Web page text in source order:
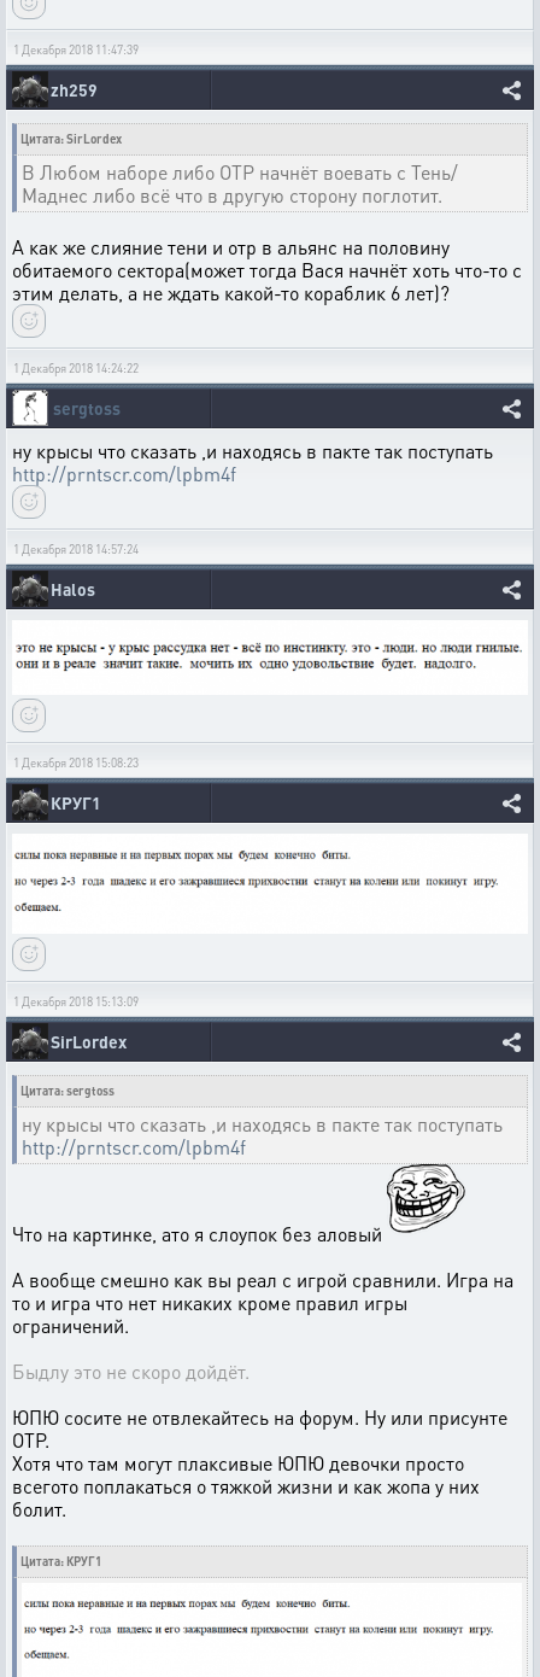
1 Декабря 2018 11:47:39
zh259
Цитата: SirLordex
В Любом наборе либо ОТР начнёт воевать с Тень/
Маднес либо всё что в другую сторону поглотит.
А как же слияние тени и отр в альянс на половину
обитаемого сектора(может тогда Вася начнёт хоть что-то с
этим делать, а не ждать какой-то кораблик 6 лет)?
1 Декабря 2018 14:24:22
sergtoss
ну крысы что сказать ,и находясь в пакте так поступать
http://prntscr.com/lpbm4f
1 Декабря 2018 14:57:24
Halos
1 Декабря 2018 15:08:23
КРУГ1
1 Декабря 2018 15:13:09
SirLordex
Цитата: sergtoss
ну крысы что сказать ,и находясь в пакте так поступать
http://prntscr.com/lpbm4f
Что на картинке, ато я слоупок без аловый
А вообще смешно как вы реал с игрой сравнили. Игра на
то и игра что нет никаких кроме правил игры
ограничений.
Быдлу это не скоро дойдёт.
ЮПЮ сосите не отвлекайтесь на форум. Ну или присунте
ОТР.
Хотя что там могут плаксивые ЮПЮ девочки просто
всегото поплакаться о тяжкой жизни и как жопа у них
болит.
Цитата: КРУГ1